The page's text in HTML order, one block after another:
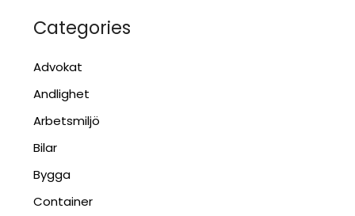
Categories
Advokat
Andlighet
Arbetsmiljö
Bilar
Bygga
Container